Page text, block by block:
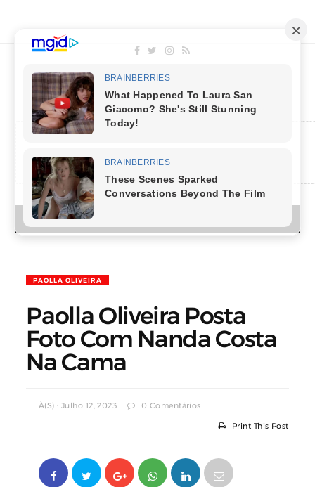
MENU
PAOLLA OLIVEIRA
Paolla Oliveira Posta
Foto Com Nanda Costa
Na Cama
À(s) : Julho 12, 2023 0 Comentários
Print This Post